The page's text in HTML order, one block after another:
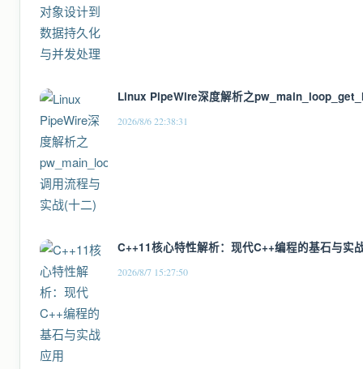
Linux PipeWire深度解析之
2026/8/6 22:38:31
C++11核心特性解析：现代C++编程的基石与实
2026/8/7 15:27:50